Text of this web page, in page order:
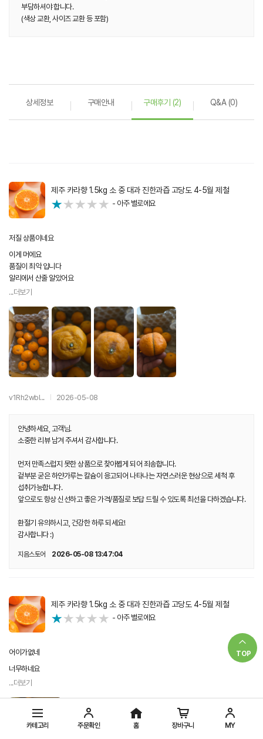
부담하셔야 합니다.
(색상 교환, 사이즈 교환 등 포함)
상세정보 구매안내 구매후기 (2) Q&A (0)
카테고리 주문확인 홈 장바구니 MY
TOP